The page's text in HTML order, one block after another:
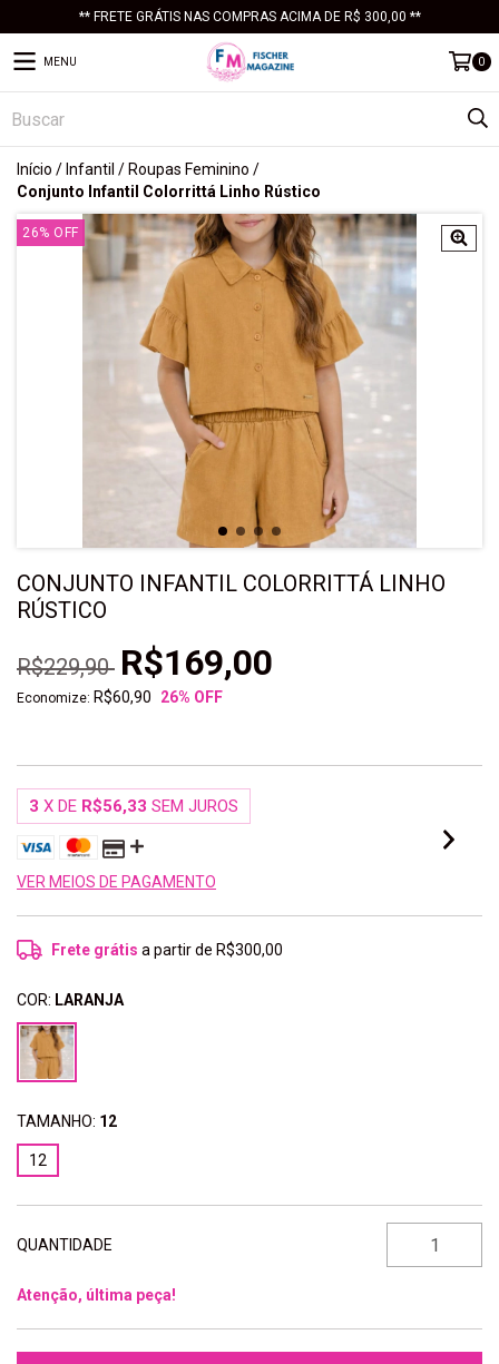
** FRETE GRÁTIS NAS COMPRAS ACIMA DE R$ 300,00 **
MENU 0
Início / Infantil / Roupas Feminino /
Conjunto Infantil Colorrittá Linho Rústico
26% OFF
CONJUNTO INFANTIL COLORRITTÁ LINHO
RÚSTICO
R$229,90 R$169,00
Economize: R$60,90 26% OFF
3 X DE R$56,33 SEM JUROS
VER MEIOS DE PAGAMENTO
Frete grátis a partir de R$300,00
COR: LARANJA
TAMANHO: 12
12
QUANTIDADE
Atenção, última peça!